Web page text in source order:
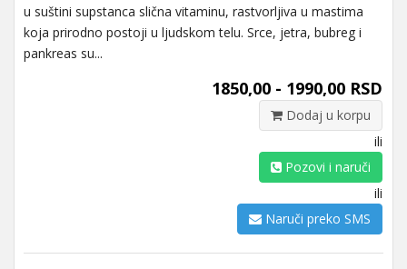
u suštini supstanca slična vitaminu, rastvorljiva u mastima
koja prirodno postoji u ljudskom telu. Srce, jetra, bubreg i
pankreas su...
1850,00 - 1990,00 RSD
Dodaj u korpu
ili
Pozovi i naruči
ili
Naruči preko SMS